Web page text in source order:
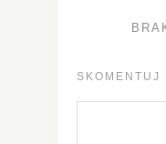
SKOMENTUJ